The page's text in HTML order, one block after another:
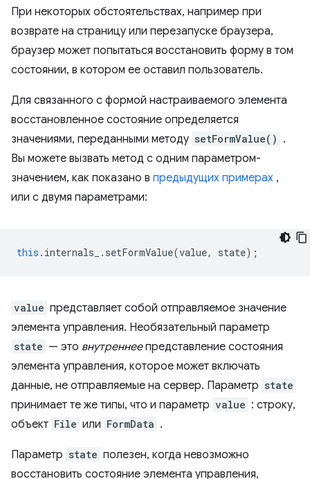
При некоторых обстоятельствах, например при
возврате на страницу или перезапуске браузера,
браузер может попытаться восстановить форму в том
состоянии, в котором ее оставил пользователь.
Для связанного с формой настраиваемого элемента
восстановленное состояние определяется
значениями, переданными методу setFormValue() .
Вы можете вызвать метод с одним параметром-
значением, как показано в предыдущих примерах ,
или с двумя параметрами:
this . internals_ . setFormValue(value, state);
value представляет собой отправляемое значение
элемента управления. Необязательный параметр
state — это внутреннеепредставление состояния
элемента управления, которое может включать
данные, не отправляемые на сервер. Параметр state
принимает те же типы, что и параметр value : строку,
объект File или FormData .
Параметр state полезен, когда невозможно
восстановить состояние элемента управления,